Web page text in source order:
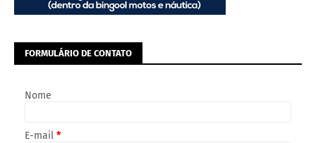
FORMULÁRIO DE CONTATO
Nome
E-mail *